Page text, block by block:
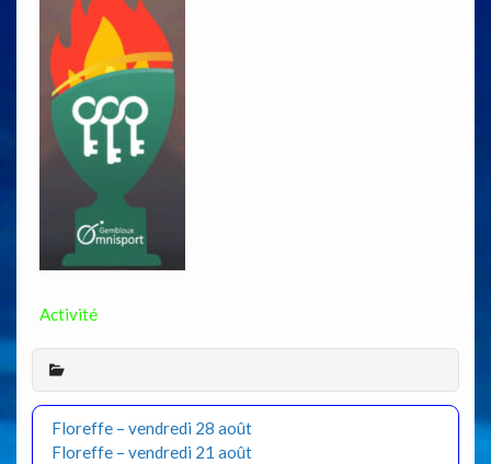
Activité
Floreffe – vendredi 28 août
Floreffe – vendredi 21 août